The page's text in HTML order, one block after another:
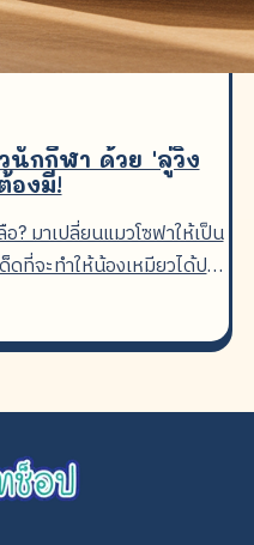
นักกีฬา ด้วย 'ลู่วิ่ง
องมี!
? มาเปลี่ยนแมวโซฟาให้เป็น
ที่จะทำให้น้องเหมียวได้ปลด